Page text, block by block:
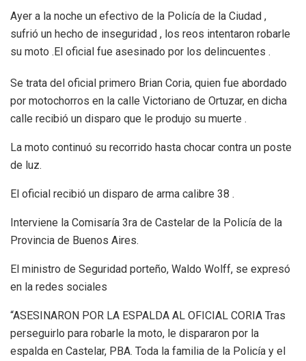
Ayer a la noche un efectivo de la Policía de la Ciudad ,
sufrió un hecho de inseguridad , los reos intentaron robarle
su moto .El oficial fue asesinado por los delincuentes .
Se trata del oficial primero Brian Coria, quien fue abordado
por motochorros en la calle Victoriano de Ortuzar, en dicha
calle recibió un disparo que le produjo su muerte .
La moto continuó su recorrido hasta chocar contra un poste
de luz.
El oficial recibió un disparo de arma calibre 38 .
Interviene la Comisaría 3ra de Castelar de la Policía de la
Provincia de Buenos Aires.
El ministro de Seguridad porteño, Waldo Wolff, se expresó
en la redes sociales
“ASESINARON POR LA ESPALDA AL OFICIAL CORIA Tras
perseguirlo para robarle la moto, le dispararon por la
espalda en Castelar, PBA. Toda la familia de la Policía y el